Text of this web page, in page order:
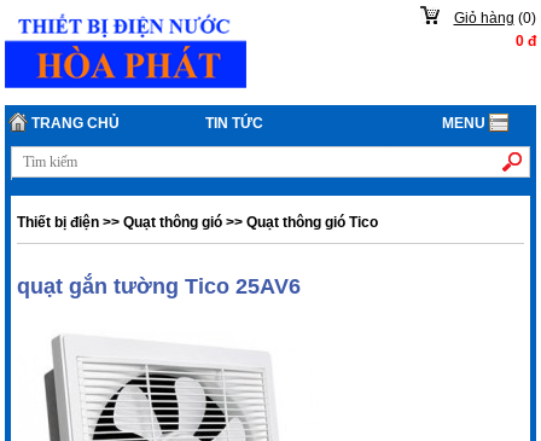
Giỏ hàng (0)
0đ
TRANG CHỦ TIN TỨC MENU
Thiết bị điện >>Quạt thông gió >>Quạt thông gió Tico
quạt gắn tường Tico 25AV6